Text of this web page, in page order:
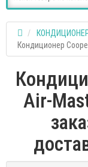
Кондиционер
Air-